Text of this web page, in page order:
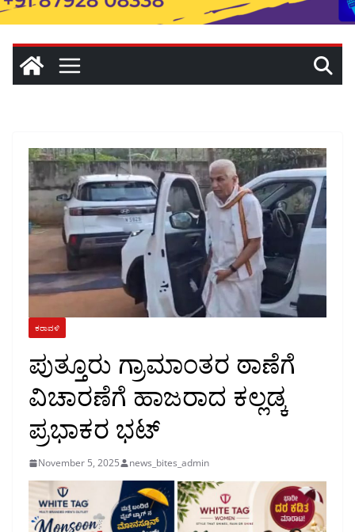
ಕರಾವಳಿ
ಪುತ್ತೂರು ಗ್ರಾಮಾಂತರ ಠಾಣೆಗೆ
ವಿಚಾರಣೆಗೆ ಹಾಜರಾದ ಕಲ್ಲಡ್ಕ
ಪ್ರಭಾಕರ ಭಟ್
November 5, 2025 news_bites_admin